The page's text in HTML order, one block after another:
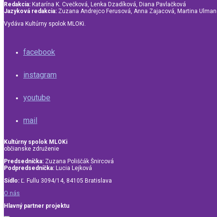
Redakcia: Katarína K. Cvečková, Lenka Dzadíková, Diana Pavlačková
Jazyková redakcia: Zuzana Andrejco Ferusová, Anna Zajacová, Martina
Vydáva Kultúrny spolok MLOKi.
facebook
instagram
youtube
mail
Kultúrny spolok MLOKi
občianske združenie
Predsedníčka: Zuzana Poliščák Šnircová
Podpredsedníčka: Lucia Lejková
Sídlo: Ľ. Fullu 3094/14, 84105 Bratislava
O nás
Hlavný partner projektu